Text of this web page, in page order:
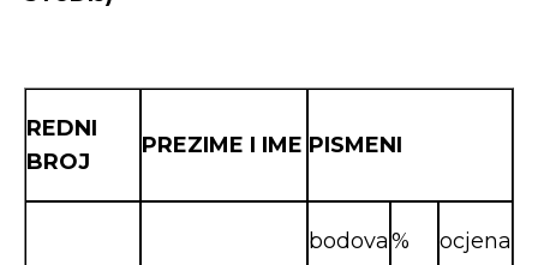
REDNI
BROJ
PREZIME I IME PISMENI
bodova% ocjena